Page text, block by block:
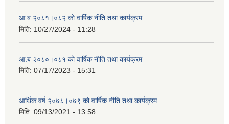
आ.ब २०८१।०८२ को वार्षिक नीति तथा कार्यक्रम
मिति: 10/27/2024 - 11:28
आ.ब २०८०।०८१ को वार्षिक नीति तथा कार्यक्रम
मिति: 07/17/2023 - 15:31
आर्थिक वर्ष २०७८।०७९ को वार्षिक नीति तथा कार्यक्रम
मिति: 09/13/2021 - 13:58